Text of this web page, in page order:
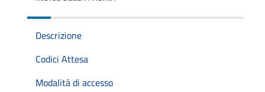
Descrizione
Codici Attesa
Modalità di accesso